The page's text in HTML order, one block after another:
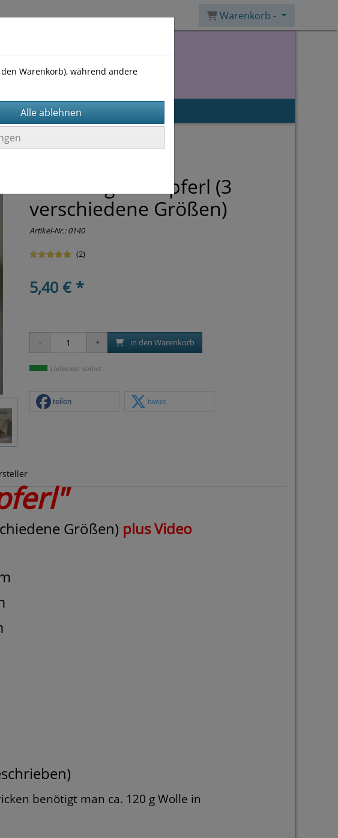
Warenkorb -
Anleitung Schlupferl (3
verschiedene Größen)
Artikel-Nr.:0140
(2)
5,40 € *
in den Warenkorb
Lieferzeit: sofort
teilen tweet
Größen) plus Video
benötigt man ca. 120 g Wolle in
Warenkorb), während andere